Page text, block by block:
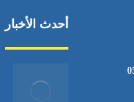
أحدث الأخبار